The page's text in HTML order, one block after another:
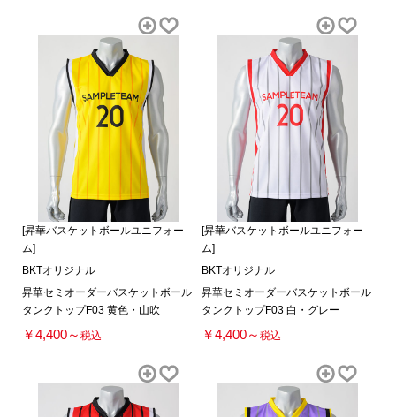
[昇華バスケットボールユニフォー
ム]
BKTオリジナル
昇華セミオーダーバスケットボール
タンクトップF03 黄色・山吹
￥4,400～税込
[昇華バスケットボールユニフォー
ム]
BKTオリジナル
昇華セミオーダーバスケットボール
タンクトップF03 白・グレー
￥4,400～ 税込